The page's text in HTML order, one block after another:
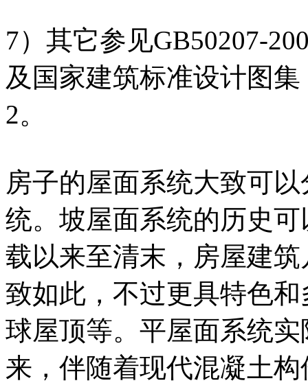
7）其它参见GB50207-
及国家建筑标准设计图
2。
房子的屋面系统大致可
统。坡屋面系统的历史
载以来至清末，房屋建
致如此，不过更具特色
球屋顶等。平屋面系统
来，伴随着现代混凝土